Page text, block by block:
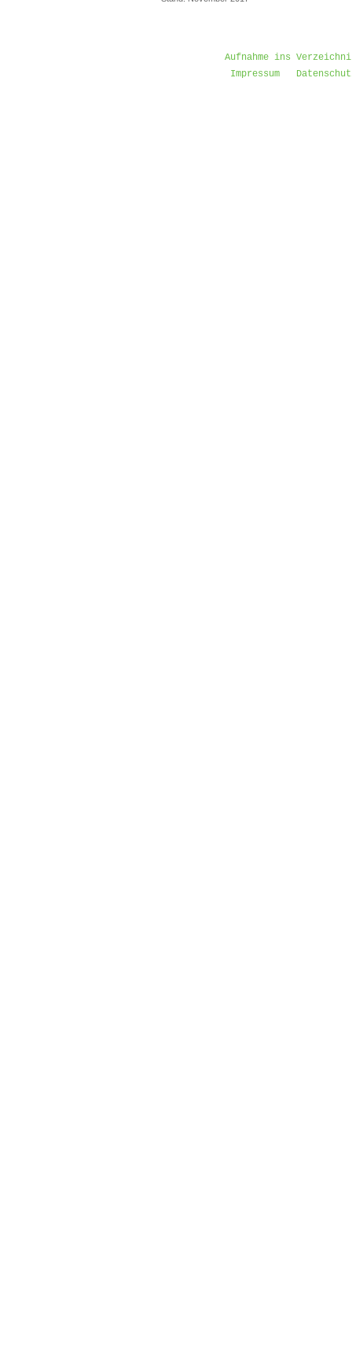
Aufnahme ins
Impressum